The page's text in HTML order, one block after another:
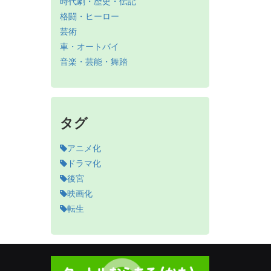
格闘・ヒーロー
芸術
車・オートバイ
音楽・芸能・舞踏
タグ
アニメ化
ドラマ化
後宮
映画化
転生